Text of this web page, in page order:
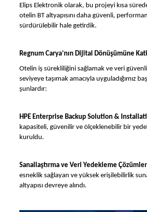
Elips Elektronik olarak, bu projeyi kısa
otelin BT altyapısını daha güvenli,
sürdürülebilir hale getirdik.
Regnum Carya’nın Dijital Dönüşümüne
Otelin iş sürekliliğini sağlamak ve veri
seviyeye taşımak amacıyla uyguladığımız
şunlardır:
HPE Enterprise Backup Solution &
kapasiteli, güvenilir ve ölçeklenebilir bir
kuruldu.
Sanallaştırma ve Veri Yedekleme
esneklik sağlayan ve yüksek erişilebilirlik
altyapısı devreye alındı.